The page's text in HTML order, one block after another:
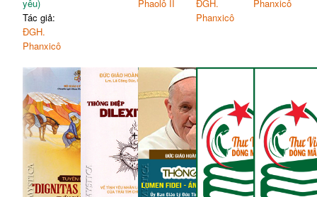
yêu)
Tác giả:
ĐGH.
Phanxicô
Phaolô II
ĐGH.
Phanxicô
Phanxicô